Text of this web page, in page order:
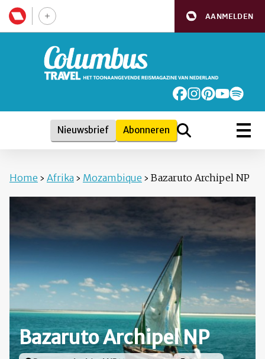
AANMELDEN
Nieuwsbrief Abonneren
Home › Afrika › Mozambique › Bazaruto Archipel NP
Bazaruto Archipel NP